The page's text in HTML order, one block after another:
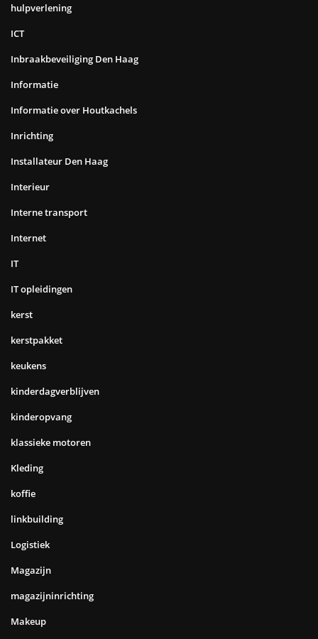
hulpverlening
ICT
Inbraakbeveiliging Den Haag
Informatie
Informatie over Houtkachels
Inrichting
Installateur Den Haag
Interieur
Interne transport
Internet
IT
IT opleidingen
kerst
kerstpakket
keukens
kinderdagverblijven
kinderopvang
klassieke motoren
Kleding
koffie
linkbuilding
Logistiek
Magazijn
magazijninrichting
Makeup